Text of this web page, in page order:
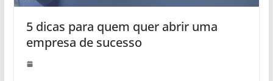
5 dicas para quem quer abrir uma
empresa de sucesso